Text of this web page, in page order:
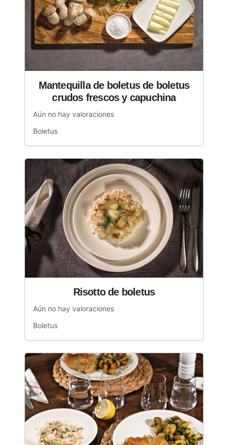
Mantequilla de boletus de boletus
crudos frescos y capuchina
Aún no hay valoraciones
Boletus
Risotto de boletus
Aún no hay valoraciones
Boletus